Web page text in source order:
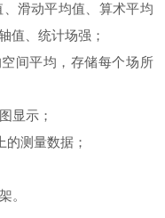
滑动平均值、算术平均
值、统计场强；
间平均，存储每个场所
显示；
测量数据；
。